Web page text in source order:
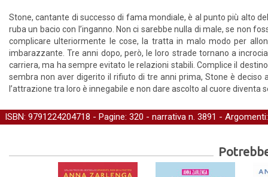
Stone, cantante di successo di fama mondiale, è al punto più alto
ruba un bacio con l’inganno. Non ci sarebbe nulla di male, se non
complicare ulteriormente le cose, la tratta in malo modo per
imbarazzante. Tre anni dopo, però, le loro strade tornano a
carriera, ma ha sempre evitato le relazioni stabili. Complice il
sembra non aver digerito il rifiuto di tre anni prima, Stone è
l’attrazione tra loro è innegabile e non dare ascolto al cuore diventa
ISBN: 9791224204718 - Pagine: 320 - narrativa n. 3891 -